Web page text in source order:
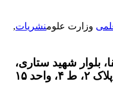
وزارت علومنشریات,
بلوار شهید ستاری،
۱۵